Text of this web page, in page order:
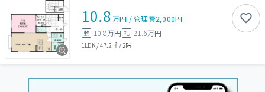
10.8万円 /管理費2,000円
敷 10.8万円 礼 21.6万円
1LDK/47.2㎡ / 2階